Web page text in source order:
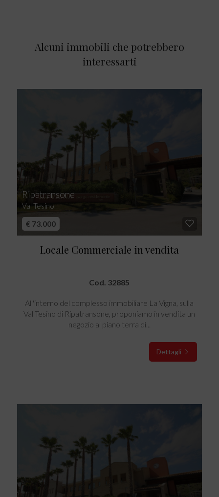
Alcuni immobili che potrebbero
interessarti
Ripatransone
Val Tesino
€ 73.000
Locale Commerciale in vendita
Cod. 32885
All'interno del complesso immobiliare La Vigna, sulla
Val Tesino di Ripatransone, proponiamo in vendita un
negozio al piano terra di...
Dettagli